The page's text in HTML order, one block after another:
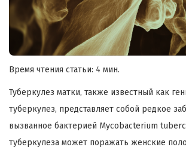
Время чтения статьи: 4 мин.
Туберкулез матки, также известный как
туберкулез, представляет собой редкое
вызванное бактерией Mycobacterium
туберкулеза может поражать женские